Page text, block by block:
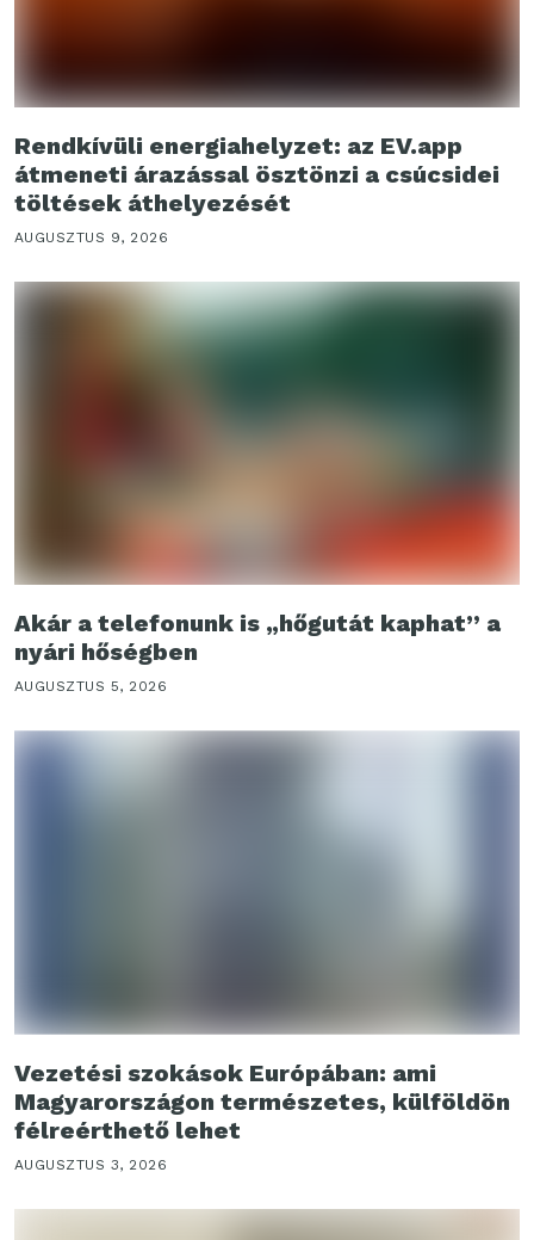
Rendkívüli energiahelyzet: az EV.app
átmeneti árazással ösztönzi a csúcsidei
töltések áthelyezését
AUGUSZTUS 9, 2026
Akár a telefonunk is „hőgutát kaphat” a
nyári hőségben
AUGUSZTUS 5, 2026
Vezetési szokások Európában: ami
Magyarországon természetes, külföldön
félreérthető lehet
AUGUSZTUS 3, 2026